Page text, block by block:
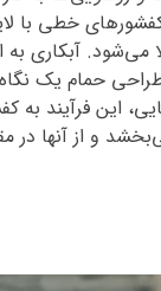
خطی با
می‌شود. آبکاری
حمام یک
این فرآیند به
و از آنها در